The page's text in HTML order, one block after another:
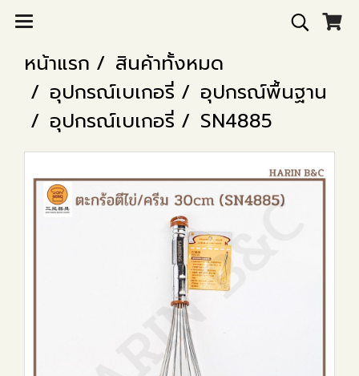
หน้าแรก
สินค้าทั้งหมด
อุปกรณ์เบเกอรี่
อุปกรณ์พื้นฐาน
อุปกรณ์เบเกอรี่
SN4885